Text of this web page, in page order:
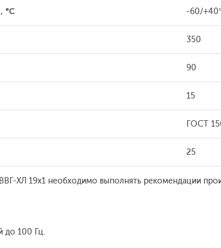
°С -60/
350
90
15
ГОСТ
25
ХЛ 19х1 необходимо выполнять рекомендации
до 100 Гц.